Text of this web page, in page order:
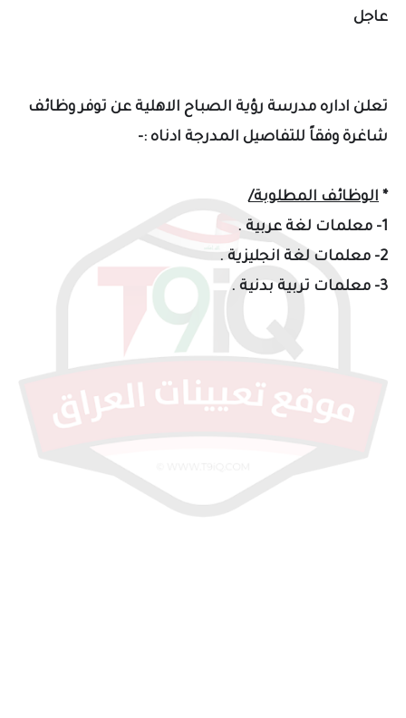
عاجل
تعلن اداره مدرسة رؤية الصباح الاهلية عن توفر وظائف
شاغرة وفقاً للتفاصيل المدرجة ادناه :-
* الوظائف المطلوبة/
1- معلمات لغة عربية .
2- معلمات لغة انجليزية .
3- معلمات تربية بدنية .